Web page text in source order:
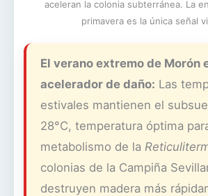
aceleran la colonia subterránea. La
primavera es la única señal
El verano extremo de Morón
acelerador de daño: Las
estivales mantienen el
28°C, temperatura óptima
metabolismo de la
colonias de la Campiña
destruyen madera más